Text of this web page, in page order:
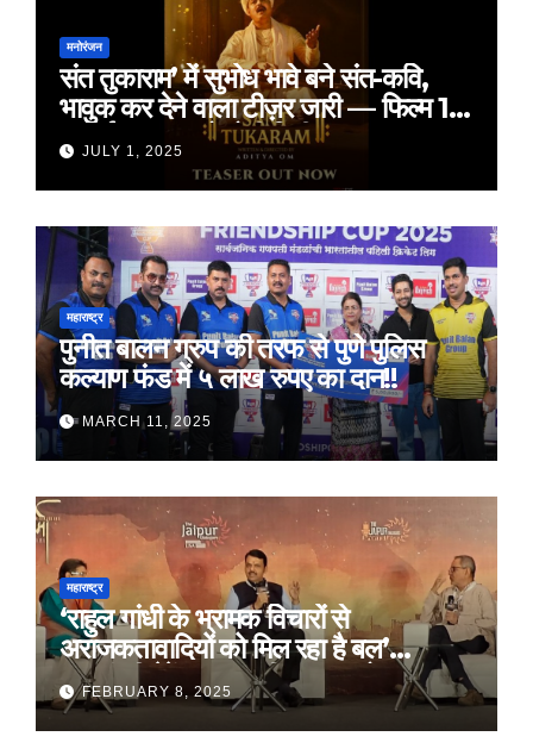
मनोरंजन
संत तुकाराम’ में सुभोध भावे बने संत-कवि,
भावुक कर देने वाला टीज़र जारी — फिल्म 18
जुलाई 2025 को होगी रिलीज़
JULY 1, 2025
महाराष्ट्र
पुनीत बालन ग्रुप की तरफ से पुणे पुलिस
कल्याण फंड में ५ लाख रुपए का दान!!
MARCH 11, 2025
महाराष्ट्र
‘राहुल गांधी के भ्रामक विचारों से
अराजकतावादियों को मिल रहा है बल’
मुख्यमंत्री देवेंद्र फडणवीस का आरोप
FEBRUARY 8, 2025